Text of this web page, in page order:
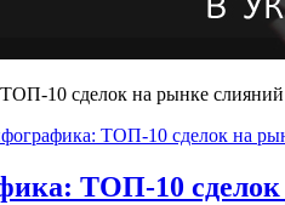
10 сделок на рынке
ТОП-10 сделок на
ТОП-10 сделок